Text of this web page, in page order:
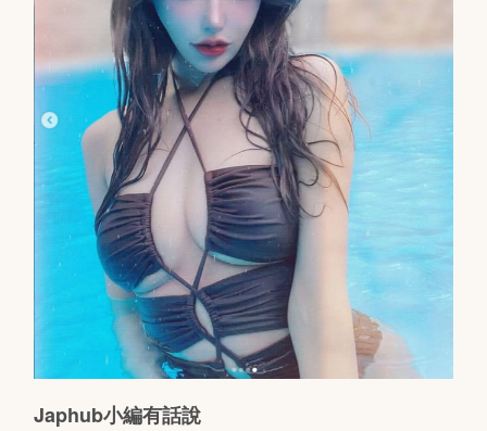
Japhub小編有話說